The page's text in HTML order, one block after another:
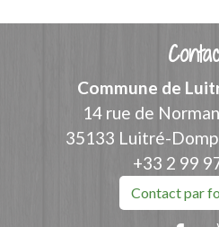
Commune de
14 rue de
35133 Luitré-
+33 2 99
Contact par